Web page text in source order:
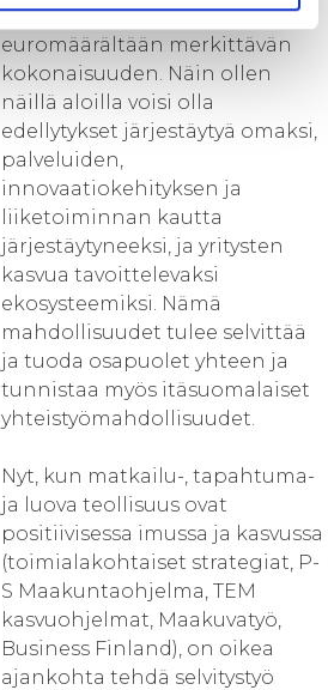
muodostavat yhdessä myös
euromäärältään merkittävän
kokonaisuuden. Näin ollen
näillä aloilla voisi olla
edellytykset järjestäytyä omaksi,
palveluiden,
innovaatiokehityksen ja
liiketoiminnan kautta
järjestäytyneeksi, ja yritysten
kasvua tavoittelevaksi
ekosysteemiksi. Nämä
mahdollisuudet tulee selvittää
ja tuoda osapuolet yhteen ja
tunnistaa myös itäsuomalaiset
yhteistyömahdollisuudet.
Nyt, kun matkailu-, tapahtuma-
ja luova teollisuus ovat
positiivisessa imussa ja kasvussa
(toimialakohtaiset strategiat, P-
S Maakuntaohjelma, TEM
kasvuohjelmat, Maakuvatyö,
Business Finland), on oikea
ajankohta tehdä selvitystyö